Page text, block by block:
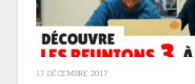
17 DÉCEMBRE 2017